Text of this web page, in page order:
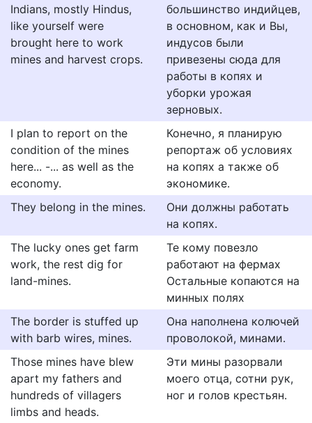
Indians, mostly Hindus,
like yourself were
brought here to work
mines and harvest crops.
большинство индийцев,
в основном, как и Вы,
индусов были
привезены сюда для
работы в копях и
уборки урожая
зерновых.
I plan to report on the
condition of the mines
here... -... as well as the
economy.
Конечно, я планирую
репортаж об условиях
на копях а также об
экономике.
They belong in the mines.
Они должны работать
на копях.
The lucky ones get farm
work, the rest dig for
land-mines.
Те кому повезло
работают на фермах
Остальные копаются на
минных полях
The border is stuffed up
with barb wires, mines.
Она наполнена колючей
проволокой, минами.
Those mines have blew
apart my fathers and
hundreds of villagers
limbs and heads.
Эти мины разорвали
моего отца, сотни рук,
ног и голов крестьян.